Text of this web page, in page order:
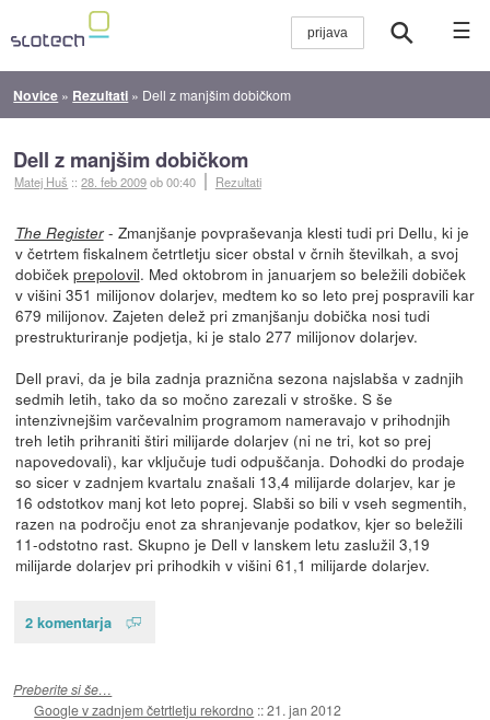
☰
Novice » Rezultati » Dell z manjšim dobičkom
Dell z manjšim dobičkom
Matej Huš ::28. feb 2009ob 00:40 Rezultati
The Register- Zmanjšanje povpraševanja klesti tudi pri Dellu, ki je
v četrtem fiskalnem četrtletju sicer obstal v črnih številkah, a svoj
dobiček prepolovil. Med oktobrom in januarjem so beležili dobiček
v višini 351 milijonov dolarjev, medtem ko so leto prej pospravili kar
679 milijonov. Zajeten delež pri zmanjšanju dobička nosi tudi
prestrukturiranje podjetja, ki je stalo 277 milijonov dolarjev.
Dell pravi, da je bila zadnja praznična sezona najslabša v zadnjih
sedmih letih, tako da so močno zarezali v stroške. S še
intenzivnejšim varčevalnim programom nameravajo v prihodnjih
treh letih prihraniti štiri milijarde dolarjev (ni ne tri, kot so prej
napovedovali), kar vključuje tudi odpuščanja. Dohodki do prodaje
so sicer v zadnjem kvartalu znašali 13,4 milijarde dolarjev, kar je
16 odstotkov manj kot leto poprej. Slabši so bili v vseh segmentih,
razen na področju enot za shranjevanje podatkov, kjer so beležili
11-odstotno rast. Skupno je Dell v lanskem letu zaslužil 3,19
milijarde dolarjev pri prihodkih v višini 61,1 milijarde dolarjev.
2 komentarja
Preberite si še…
Google v zadnjem četrtletju rekordno ::21. jan 2012